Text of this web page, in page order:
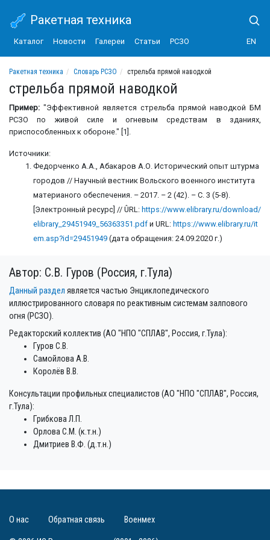
Ракетная техника
Каталог Новости Галереи Статьи РСЗО EN
Ракетная техника Словарь РСЗО стрельба прямой наводкой
стрельба прямой наводкой
Пример: "Эффективной является стрельба прямой наводкой БМ
РСЗО по живой силе и огневым средствам в зданиях,
приспособленных к обороне." [1].
Источники:
Федорченко А.А., Абакаров А.О. Исторический опыт штурма
городов // Научный вестник Вольского военного института
материаного обеспечения. – 2017. – 2 (42). – С. 3 (5-8).
[Электронный ресурс] // ÛRL: https://www.elibrary.ru/download/
elibrary_29451949_56363351.pdf и URL: https://www.elibrary.ru/it
em.asp?id=29451949 (дата обращения: 24.09.2020 г.)
Автор: С.В. Гуров (Россия, г.Тула)
Данный раздел является частью Энциклопедического
иллюстрированного словаря по реактивным системам залпового
огня (РСЗО).
Редакторский коллектив (АО "НПО "СПЛАВ", Россия, г.Тула):
Гуров С.В.
Самойлова А.В.
Королёв В.В.
Консультации профильных специалистов (АО "НПО "СПЛАВ", Россия,
г.Тула):
Грибкова Л.П.
Орлова С.М. (к.т.н.)
Дмитриев В.Ф. (д.т.н.)
О нас Обратная связь Военмех